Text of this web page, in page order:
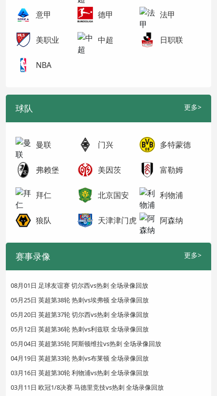
意甲 德甲 法甲
美职业 中超 日职联
NBA
球队 更多>
曼联 门兴 多特蒙德
弗赖堡 美因茨 富勒姆
拜仁 北京国安 利物浦
狼队 天津津门虎 阿森纳
赛事录像 更多>
08月01日 足球友谊赛 切尔西vs热刺 全场录像回放
05月25日 英超第38轮 热刺vs埃弗顿 全场录像回放
05月20日 英超第37轮 切尔西vs热刺 全场录像回放
05月12日 英超第36轮 热刺vs利兹联 全场录像回放
05月04日 英超第35轮 阿斯顿维拉vs热刺 全场录像回放
04月19日 英超第33轮 热刺vs布莱顿 全场录像回放
03月16日 英超第30轮 利物浦vs热刺 全场录像回放
03月11日 欧冠1/8决赛 马德里竞技vs热刺 全场录像回放